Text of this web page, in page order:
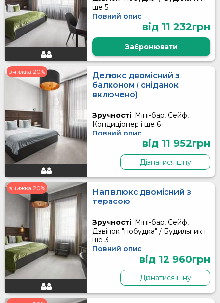
ще 5
Повний опис
від 11 232грн
Забронювати
знижка 20%
Делюкс двомісний з
балконом ( сніданок
включено)
Зручності: Міні-бар, Сейф,
Кондиціонер і ще 6
Повний опис
від 11 952грн
Дізнатися ціну
знижка 20%
Напівлюкс двомісний з
терасою
Зручності: Міні-бар, Сейф,
Дзвінок "побудка" / Будильник і
ще 3
Повний опис
від 12 960грн
Дізнатися ціну